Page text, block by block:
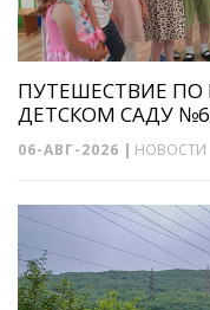
ПУТЕШЕСТВИЕ ПО
ДЕТСКОМ САДУ
06-АВГ-2026 | НОВОСТИ